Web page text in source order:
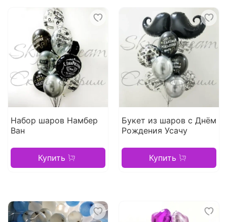
Набор шаров Намбер
Ван
Купить
Букет из шаров с Днём
Рождения Усачу
Купить